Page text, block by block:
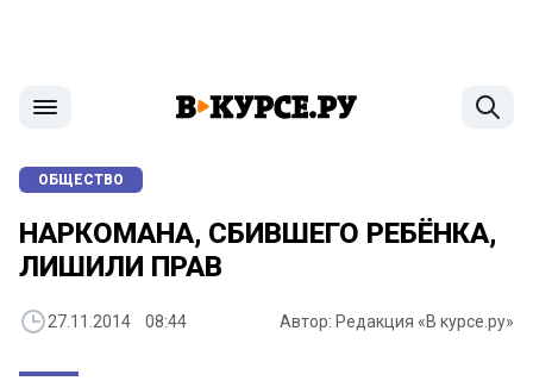
ОБЩЕСТВО
НАРКОМАНА, СБИВШЕГО РЕБЁНКА,
ЛИШИЛИ ПРАВ
27.11.2014 08:44 Автор: Редакция «В курсе.ру»